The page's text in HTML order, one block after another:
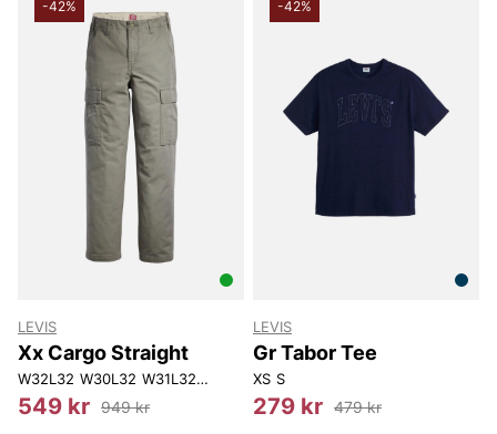
-42%
LEVIS
Xx Cargo Straight
W32L32 W30L32 W31L32 W32L34 W34L32
549 kr 949 kr
-42%
LEVIS
Gr Tabor Tee
XS S
279 kr 479 kr